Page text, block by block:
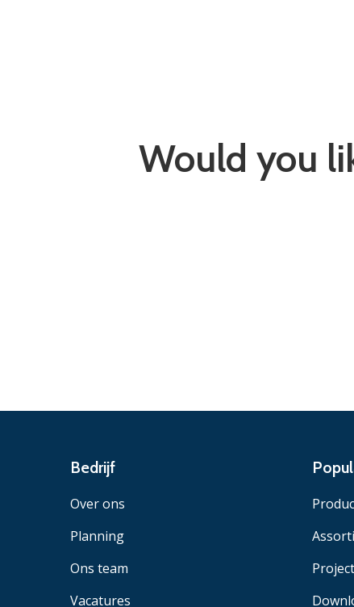
Would you
Bedrijf
Over ons
Planning
Ons team
Vacatures